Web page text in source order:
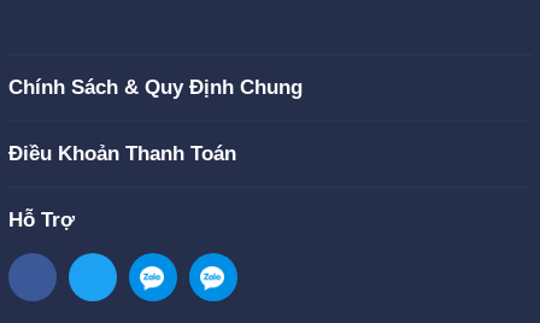
Chính Sách & Quy Định Chung
Điều Khoản Thanh Toán
Hỗ Trợ